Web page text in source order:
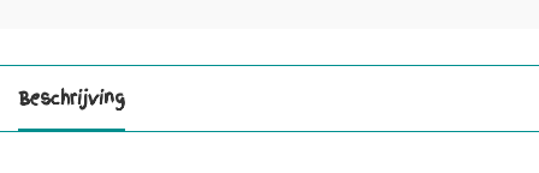
Beschrijving